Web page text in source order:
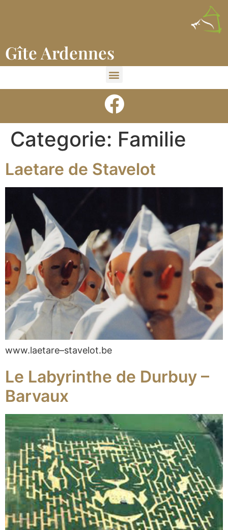
Gîte Ardennes
Categorie: Familie
Laetare de Stavelot
www.laetare–stavelot.be
Le Labyrinthe de Durbuy –
Barvaux